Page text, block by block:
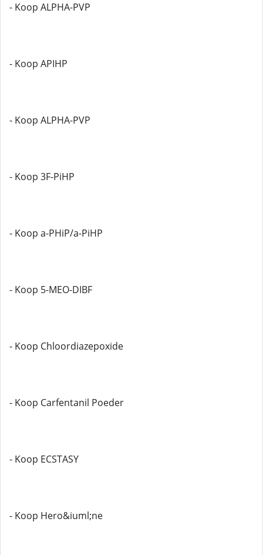
- Koop ALPHA-PVP
- Koop APIHP
- Koop ALPHA-PVP
- Koop 3F-PiHP
- Koop a-PHiP/a-PiHP
- Koop 5-MEO-DIBF
- Koop Chloordiazepoxide
- Koop Carfentanil Poeder
- Koop ECSTASY
- Koop Hero&iuml;ne